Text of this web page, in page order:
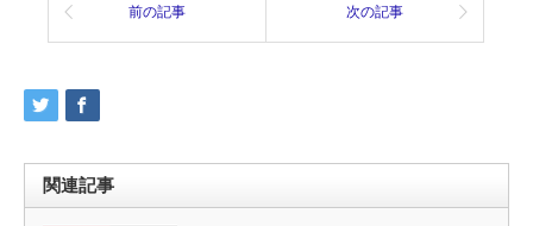
前の記事 次の記事
関連記事